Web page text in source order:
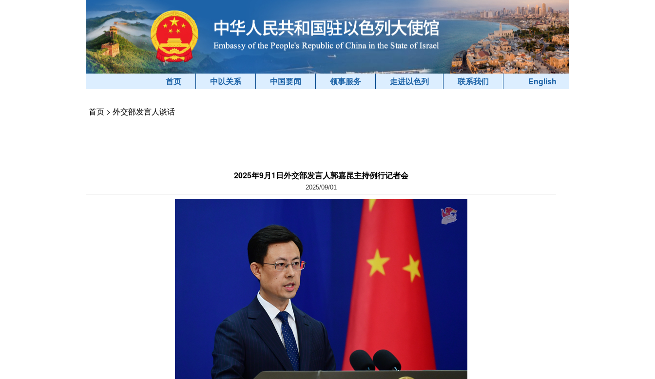
首页 中以关系 中国要闻 领事服务 走进以色列 联系我们 English
首页> 外交部发言人谈话
2025年9月1日外交部发言人郭嘉昆主持例行记者会
2025/09/01